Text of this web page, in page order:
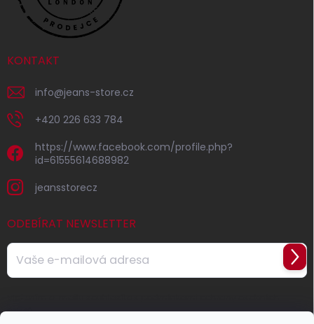
KONTAKT
info@jeans-store.cz
+420 226 633 784
https://www.facebook.com/profile.php?
id=61555614688982
jeansstorecz
ODEBÍRAT NEWSLETTER
údajů
se